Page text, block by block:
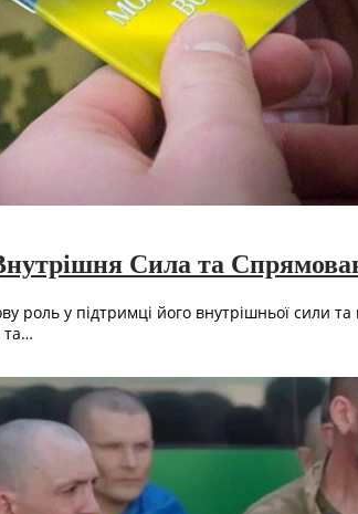
Сила та
роль у підтримці його внутрішньої сили
та…